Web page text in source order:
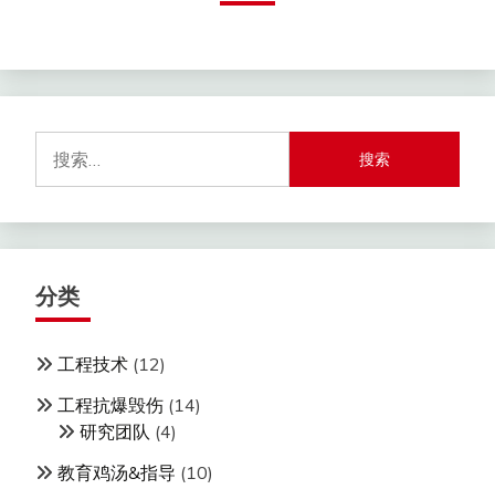
索：
分类
工程技术 (12)
工程抗爆毁伤 (14)
研究团队 (4)
教育鸡汤&指导 (10)